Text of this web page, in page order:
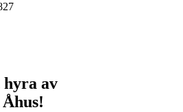
hyra av